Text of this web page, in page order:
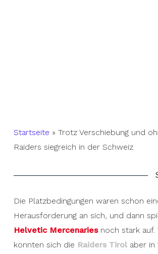
Startseite » Trotz Verschiebung und
Raiders siegreich in der Schweiz
Die Platzbedingungen waren schon
Herausforderung an sich, und dann
Helvetic Mercenariesnoch stark auf.
konnten sich die Raiders Tirolaber in